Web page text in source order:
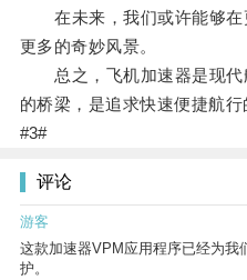
在未来，我们或许能够在
更多的奇妙风景。
总之，飞机加速器是现代
的桥梁，是追求快速便捷航行
#3#
评论
游客
这款加速器VPM应用程序已经为我
护。